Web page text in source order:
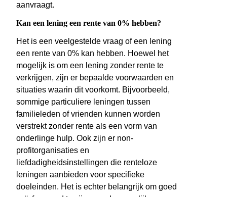
aanvraagt.
Kan een lening een rente van 0% hebben?
Het is een veelgestelde vraag of een lening
een rente van 0% kan hebben. Hoewel het
mogelijk is om een lening zonder rente te
verkrijgen, zijn er bepaalde voorwaarden en
situaties waarin dit voorkomt. Bijvoorbeeld,
sommige particuliere leningen tussen
familieleden of vrienden kunnen worden
verstrekt zonder rente als een vorm van
onderlinge hulp. Ook zijn er non-
profitorganisaties en
liefdadigheidsinstellingen die renteloze
leningen aanbieden voor specifieke
doeleinden. Het is echter belangrijk om goed